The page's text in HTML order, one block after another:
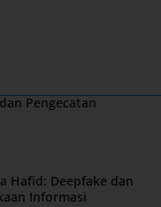
Pengecatan
Hafid: Deepfake dan
Informasi